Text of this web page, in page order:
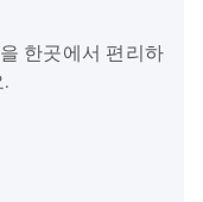
한곳에서 편리하